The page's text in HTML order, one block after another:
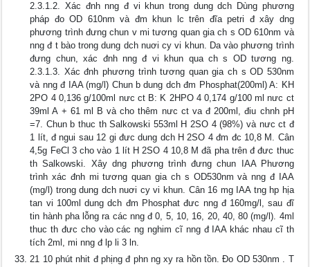
2.3.1.2. Xác đnh nng đ vi khun trong dung dch Dùng phương
pháp đo OD 610nm và đm khun lc trên đĩa petri đ xây dng
phương trình đưng chun v mi tương quan gia ch s OD 610nm và
nng đ t bào trong dung dch nuơi cy vi khun. Da vào phương trình
đưng chun, xác đnh nng đ vi khun qua ch s OD tương ng.
2.3.1.3. Xác đnh phương trình tương quan gia ch s OD 530nm
và nng đ IAA (mg/l) Chun b dung dch đm Phosphat(200ml) A: KH
2PO 4 0,136 g/100ml nưc ct B: K 2HPO 4 0,174 g/100 ml nưc ct
39ml A + 61 ml B và cho thêm nưc ct va đ 200ml, điu chnh pH
=7. Chun b thuc th Salkowski 553ml H 2SO 4 (98%) và nưc ct đ
1 lít, đ ngui sau 12 gi đưc dung dch H 2SO 4 đm đc 10,8 M. Cân
4,5g FeCl 3 cho vào 1 lít H 2SO 4 10,8 M đã pha trên đ đưc thuc
th Salkowski. Xây dng phương trình đưng chun IAA Phương
trình xác đnh mi tương quan gia ch s OD530nm và nng đ IAA
(mg/l) trong dung dch nuơi cy vi khun. Cân 16 mg IAA tng hp hịa
tan vi 100ml dung dch đm Phosphat đưc nng đ 160mg/l, sau đĩ
tin hành pha lỗng ra các nng đ 0, 5, 10, 16, 20, 40, 80 (mg/l). 4ml
thuc th đưc cho vào các ng nghim cĩ nng đ IAA khác nhau cĩ th
tích 2ml, mi nng đ lp li 3 ln.
21 10 phút nhit đ phịng đ phn ng xy ra hồn tồn. Đo OD 530nm . T